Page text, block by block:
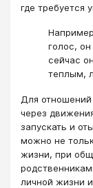
где требуется
голос,
сейчас
теплым,
Для
через
запускать и
можно не
жизни, при
личной жизни